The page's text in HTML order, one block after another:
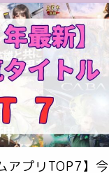
アプリTOP7】今